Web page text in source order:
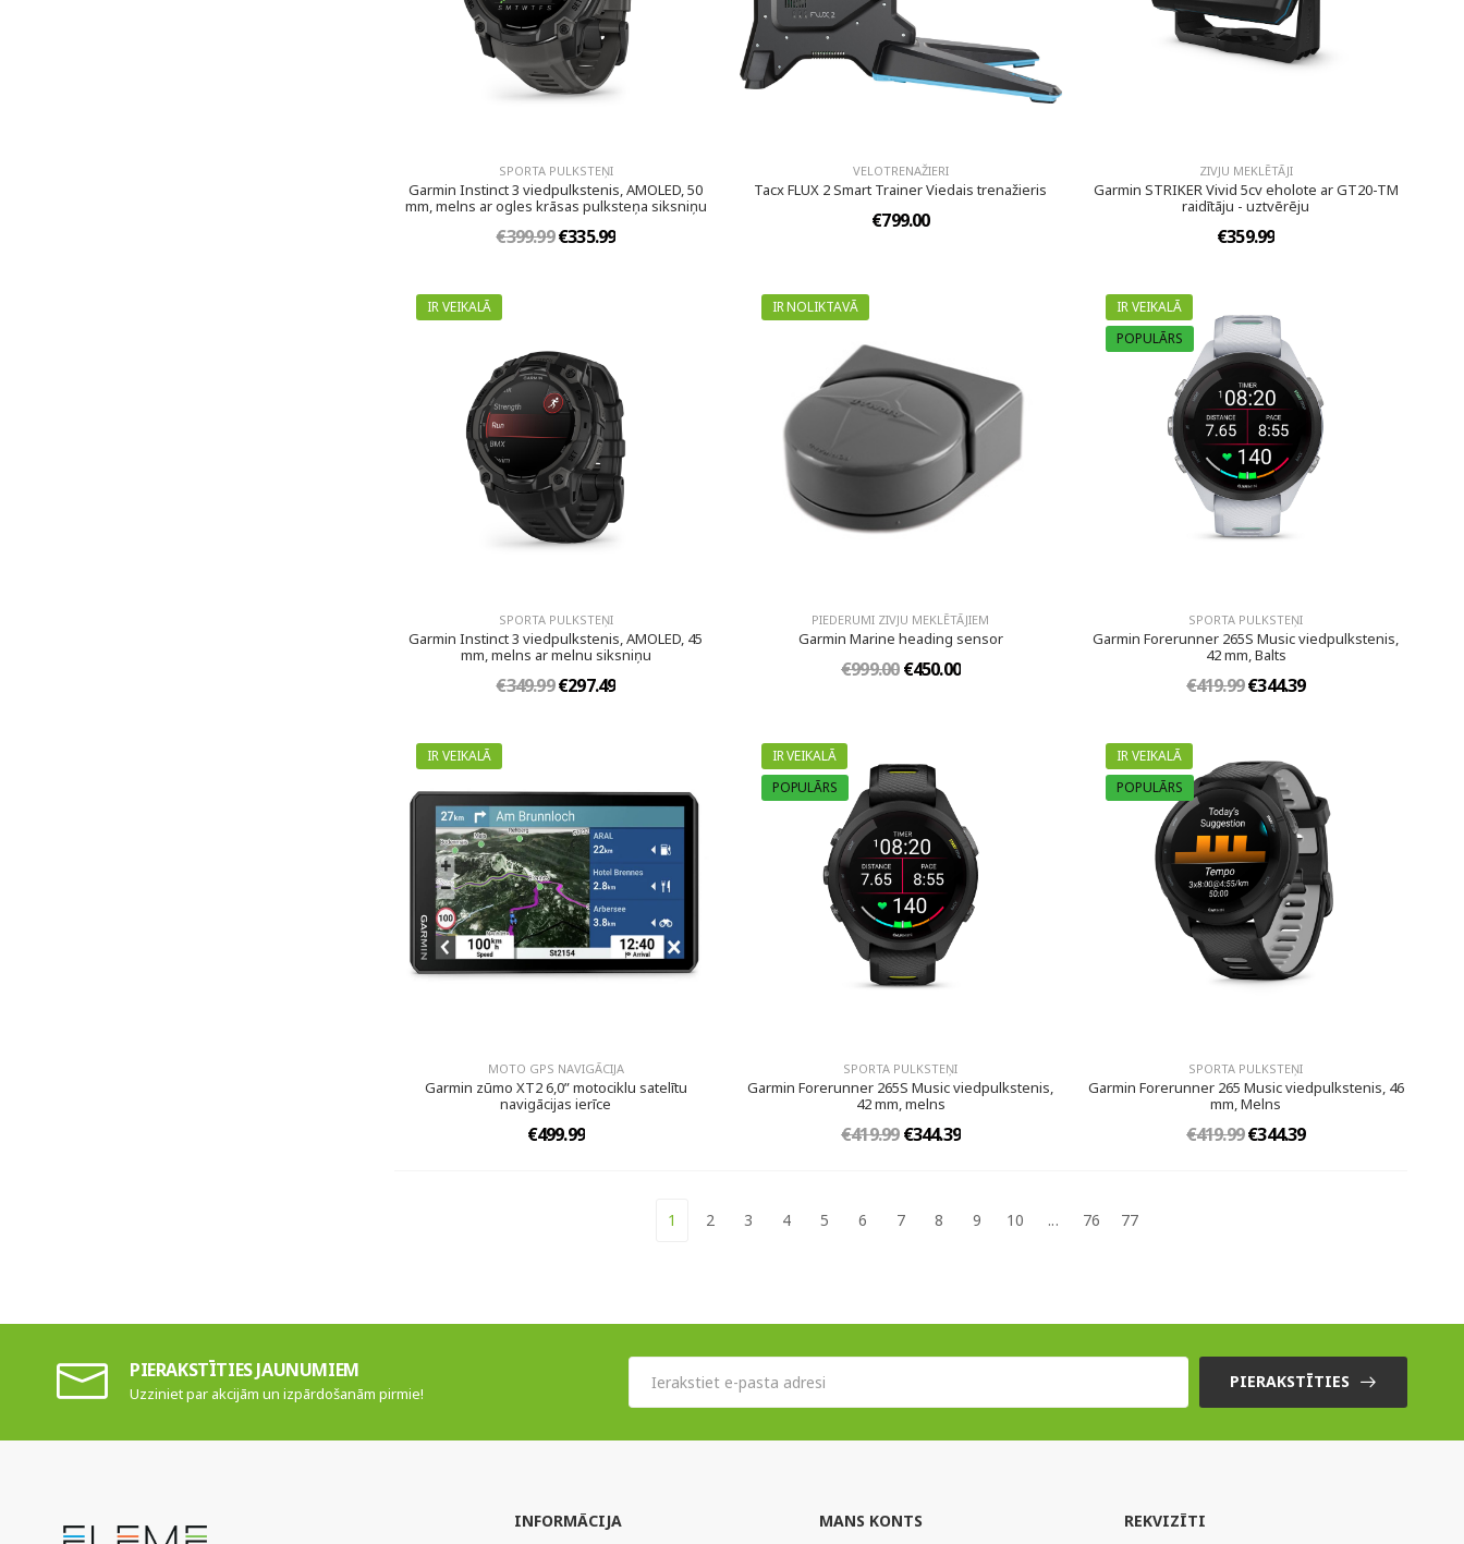
SPORTA PULKSTEŅI
Garmin Instinct 3 viedpulkstenis, AMOLED, 50
mm, melns ar ogles krāsas pulksteņa siksniņu
€399.99€335.99
VELOTRENAŽIERI
Tacx FLUX 2 Smart Trainer Viedais trenažieris
€799.00
ZIVJU MEKLĒTĀJI
Garmin STRIKER Vivid 5cv eholote ar GT20-TM
raidītāju - uztvērēju
€359.99
IR VEIKALĀ
SPORTA PULKSTEŅI
Garmin Instinct 3 viedpulkstenis, AMOLED, 45
mm, melns ar melnu siksniņu
€349.99€297.49
IR NOLIKTAVĀ
PIEDERUMI ZIVJU MEKLĒTĀJIEM
Garmin Marine heading sensor
€999.00€450.00
IR VEIKALĀ
POPULĀRS
SPORTA PULKSTEŅI
Garmin Forerunner 265S Music viedpulkstenis,
42 mm, Balts
€419.99€344.39
IR VEIKALĀ
MOTO GPS NAVIGĀCIJA
Garmin zūmo XT2 6,0” motociklu satelītu
navigācijas ierīce
€499.99
IR VEIKALĀ
POPULĀRS
SPORTA PULKSTEŅI
Garmin Forerunner 265S Music viedpulkstenis,
42 mm, melns
€419.99€344.39
IR VEIKALĀ
POPULĀRS
SPORTA PULKSTEŅI
Garmin Forerunner 265 Music viedpulkstenis, 46
mm, Melns
€419.99€344.39
1 2 3 4 5 6 7 8 9 10 ... 76 77
PIERAKSTĪTIES JAUNUMIEM
Uzziniet par akcijām un izpārdošanām pirmie!
PIERAKSTĪTIES
INFORMĀCIJA MANS KONTS REKVIZĪTI